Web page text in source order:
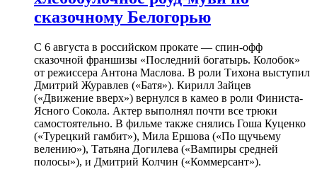
сказочному Белогорью
С 6 августа в российском прокате — спин-офф
сказочной франшизы «Последний богатырь. Колобок»
от режиссера Антона Маслова. В роли Тихона выступил
Дмитрий Журавлев («Батя»). Кирилл Зайцев
(«Движение вверх») вернулся в камео в роли Финиста-
Ясного Сокола. Актер выполнял почти все трюки
самостоятельно. В фильме также снялись Гоша Куценко
(«Турецкий гамбит»), Мила Ершова («По щучьему
велению»), Татьяна Догилева («Вампиры средней
полосы»), и Дмитрий Колчин («Коммерсант»).